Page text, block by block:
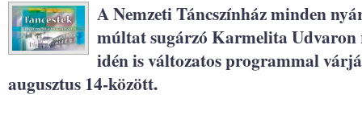
A Nemzeti Táncszínház minden
múltat sugárzó Karmelita Udvaron
idén is változatos programmal
augusztus 14-között.